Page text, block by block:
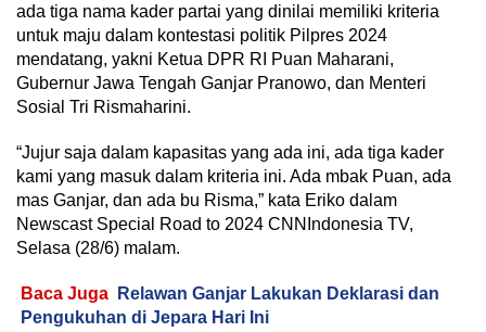
ada tiga nama kader partai yang dinilai memiliki kriteria
untuk maju dalam kontestasi politik Pilpres 2024
mendatang, yakni Ketua DPR RI Puan Maharani,
Gubernur Jawa Tengah Ganjar Pranowo, dan Menteri
Sosial Tri Rismaharini.
“Jujur saja dalam kapasitas yang ada ini, ada tiga kader
kami yang masuk dalam kriteria ini. Ada mbak Puan, ada
mas Ganjar, dan ada bu Risma,” kata Eriko dalam
Newscast Special Road to 2024 CNNIndonesia TV,
Selasa (28/6) malam.
Baca Juga
Relawan Ganjar Lakukan Deklarasi dan
Pengukuhan di Jepara Hari Ini